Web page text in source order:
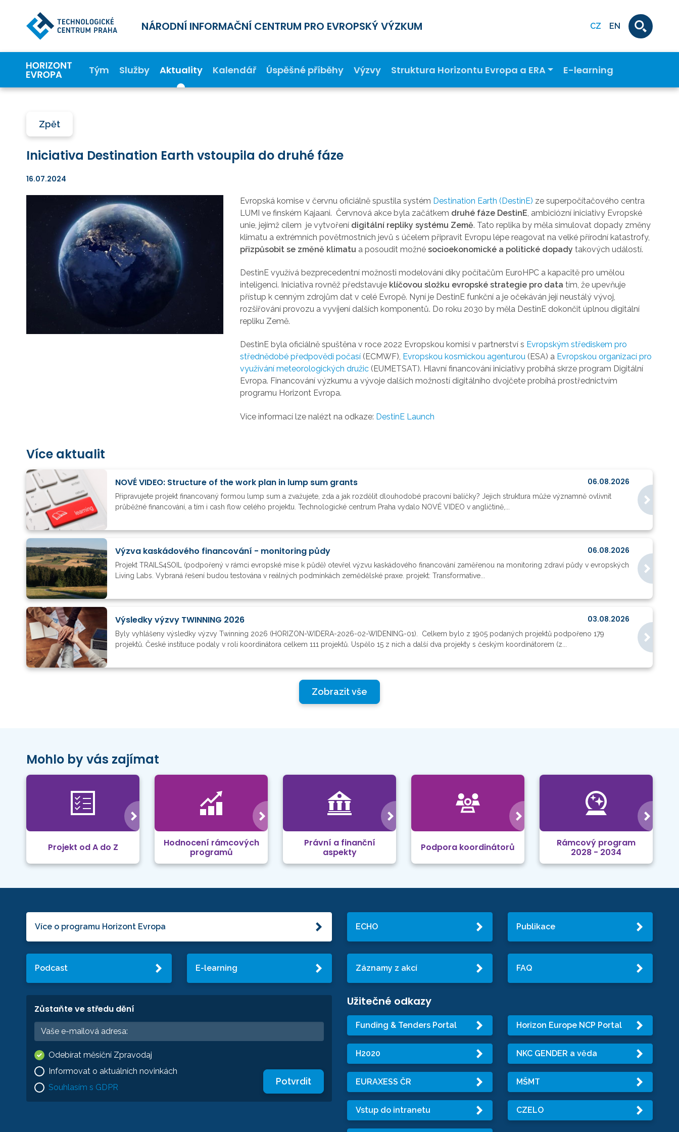
NÁRODNÍ INFORMAČNÍ CENTRUM PRO EVROPSKÝ VÝZKUM CZ EN
Tým Služby Aktuality Kalendář Úspěšné příběhy Výzvy Struktura Horizontu Evropa a ERA E-learning
Zpět
Iniciativa Destination Earth vstoupila do druhé fáze
16.07.2024
Evropská komise v červnu oficiálně spustila systém Destination Earth (DestinE) ze superpočítačového centra
LUMI ve finském Kajaani. Červnová akce byla začátkem druhé fáze DestinE , ambiciózní iniciativy Evropské
unie, jejímž cílem je vytvoření digitální repliky systému Země. Tato replika by měla simulovat dopady změny
klimatu a extrémních povětrnostních jevů s účelem připravit Evropu lépe reagovat na velké přírodní katastrofy,
přizpůsobit se změně klimatu a posoudit možnésocioekonomické a politické dopady takových událostí.
DestinE využívá bezprecedentní možnosti modelování díky počítačům EuroHPC a kapacitě pro umělou
inteligenci. Iniciativa rovněž představuje klíčovou složku evropské strategie pro data tím, že upevňuje
přístup k cenným zdrojům dat v celé Evropě. Nyní je DestinE funkční a je očekáván její neustálý vývoj,
rozšiřování provozu a vyvíjení dalších komponentů. Do roku 2030 by měla DestinE dokončit úplnou digitální
repliku Země.
DestinE byla oficiálně spuštěna v roce 2022 Evropskou komisí v partnerství s Evropským střediskem pro
střednědobé předpovědi počasí (ECMWF), Evropskou kosmickou agenturou (ESA) a Evropskou organizací pro
využívání meteorologických družic (EUMETSAT). Hlavní financování iniciativy probíhá skrze program Digitální
Evropa. Financování výzkumu a vývoje dalších možností digitálního dvojčete probíhá prostřednictvím
programu Horizont Evropa.
Více informací lze nalézt na odkaze: DestinE Launch
Více aktualit
NOVÉ VIDEO: Structure of the work plan in lump sum grants 06.08.2026
Připravujete projekt financovaný formou lump sum a zvažujete, zda a jak rozdělit dlouhodobé pracovní balíčky? Jejich struktura může významně ovlivnit
průběžné financování, a tím i cash flow celého projektu. Technologické centrum Praha vydalo NOVÉ VIDEO v angličtině,...
Výzva kaskádového financování - monitoring půdy 06.08.2026
Projekt TRAILS4SOIL (podpořený v rámci evropské mise k půdě) otevřel výzvu kaskádového financování zaměřenou na monitoring zdraví půdy v evropských
Living Labs. Vybraná řešení budou testována v reálných podmínkách zemědělské praxe. projekt: Transformative...
Výsledky výzvy TWINNING 2026 03.08.2026
Byly vyhlášeny výsledky výzvy Twinning 2026 (HORIZON-WIDERA-2026-02-WIDENING-01). Celkem bylo z 1905 podaných projektů podpořeno 179
projektů. České instituce podaly v roli koordinátora celkem 111 projektů. Uspělo 15 z nich a další dva projekty s českým koordinátorem (z...
Zobrazit vše
Mohlo by vás zajímat
Projekt od A do Z
Hodnocení rámcových
programů
Právní a finanční
aspekty
Podpora koordinátorů
Rámcový program
2028 - 2034
Více o programu Horizont Evropa
Podcast E-learning
Zůstaňte ve středu dění
Odebírat měsíční Zpravodaj
Informovat o aktuálních novinkách
Souhlasím s GDPR
Potvrdit
ECHO Publikace
Záznamy z akcí FAQ
Užitečné odkazy
Funding & Tenders Portal Horizon Europe NCP Portal
H2020 NKC GENDER a věda
EURAXESS ČR MŠMT
Vstup do intranetu CZELO